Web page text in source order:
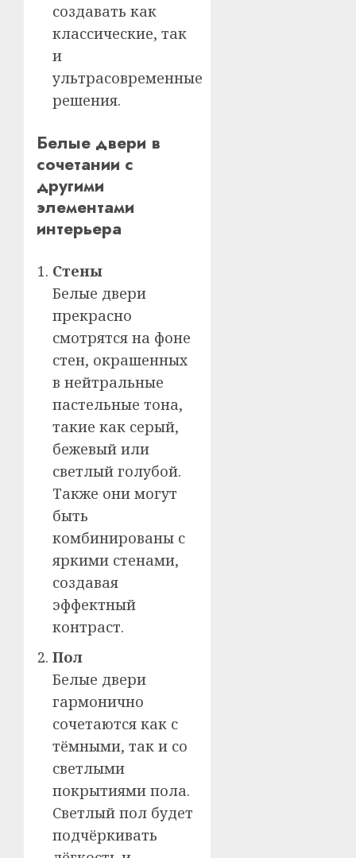
создавать как
классические, так
и
ультрасовременные
решения.
Белые двери в
сочетании с
другими
элементами
интерьера
Стены
Белые двери
прекрасно
смотрятся на фоне
стен, окрашенных
в нейтральные
пастельные тона,
такие как серый,
бежевый или
светлый голубой.
Также они могут
быть
комбинированы с
яркими стенами,
создавая
эффектный
контраст.
Пол
Белые двери
гармонично
сочетаются как с
тёмными, так и со
светлыми
покрытиями пола.
Светлый пол будет
подчёркивать